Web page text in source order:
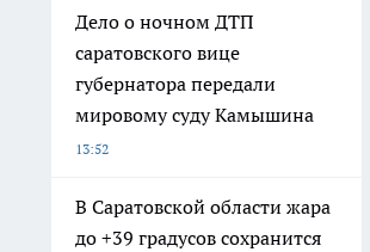
Дело о ночном ДТП
саратовского вице
губернатора передали
мировому суду Камышина
13:52
В Саратовской области жара
до +39 градусов сохранится